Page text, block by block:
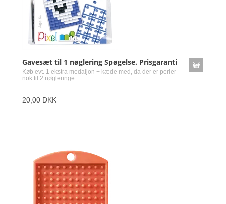
Gavesæt til 1 nøglering Spøgelse. Prisgaranti
Køb evt. 1 ekstra medaljon + kæde med, da der er perler
nok til 2 nøgleringe.
20,00 DKK